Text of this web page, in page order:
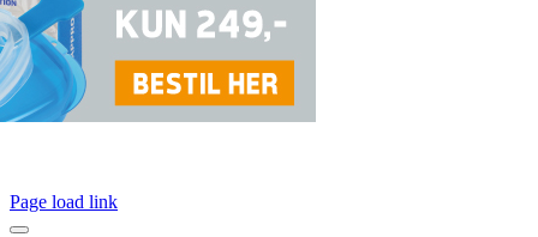
Page load link